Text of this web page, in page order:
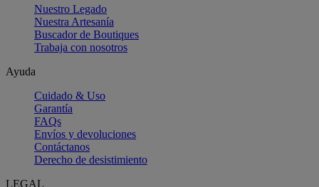
Nuestro Legado
Nuestra Artesanía
Buscador de Boutiques
Trabaja con nosotros
Ayuda
Cuidado & Uso
Garantía
FAQs
Envíos y devoluciones
Contáctanos
Derecho de desistimiento
LEGAL